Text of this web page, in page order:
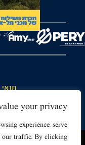
your privacy
experience, serve
our traffic. By clicking
FOREVER
תנאי
כללי כניסה
האתר שאתה גולש בו עשוי